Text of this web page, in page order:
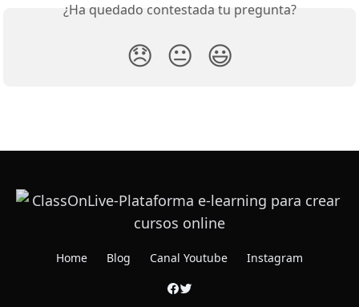
¿Ha quedado contestada tu pregunta?
😞 😐 😃
Home Blog Canal Youtube Instagram